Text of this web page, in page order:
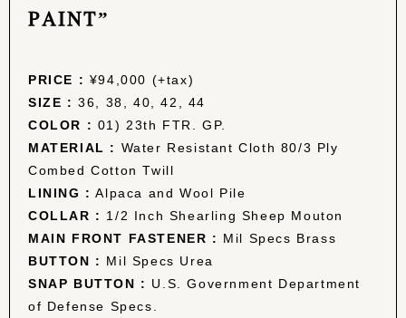
PAINT”
PRICE : ¥94,000 (+tax)
SIZE : 36, 38, 40, 42, 44
COLOR : 01) 23th FTR. GP.
MATERIAL : Water Resistant Cloth 80/3 Ply
Combed Cotton Twill
LINING : Alpaca and Wool Pile
COLLAR : 1/2 Inch Shearling Sheep Mouton
MAIN FRONT FASTENER : Mil Specs Brass
BUTTON : Mil Specs Urea
SNAP BUTTON : U.S. Government Department
of Defense Specs.